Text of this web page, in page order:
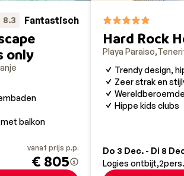
8.3 Fantastisch
only
balkon
vanaf prijs p.p.
€ 805
Hard Rock
Playa Paraiso
Trendy design,
Zeer strak en
Hippe kids clubs
Do 3 Dec. - Di 8
Logies ontbijt 2pers.